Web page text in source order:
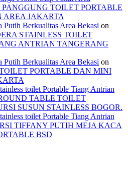
PANGGUNG TOILET PORTABLE
JAKARTA
Putih Berkualitas Area Bekasi on
STAINLESS TOILET
ANTRIAN TANGERANG
Putih Berkualitas Area Bekasi on
PORTABLE DAN MINI
toilet Portable Tiang Antrian
TABLE TOILET
SUSUN STAINLESS BOGOR.
toilet Portable Tiang Antrian
TIFFANY PUTIH MEJA KACA
BSD